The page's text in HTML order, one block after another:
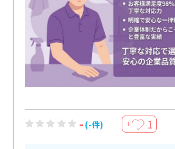
- (-件) ＋ 1